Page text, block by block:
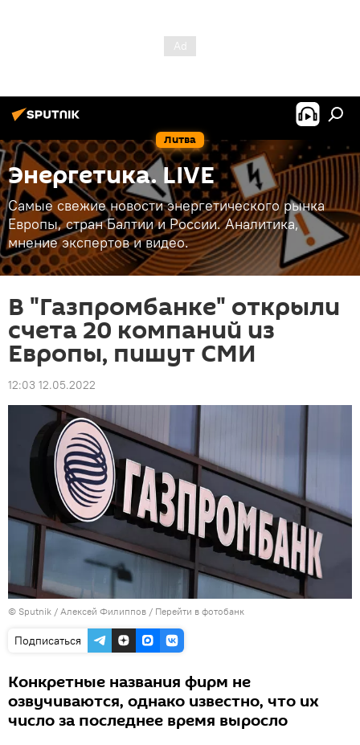
Литва
Энергетика. LIVE
Самые свежие новости энергетического рынка
Европы, стран Балтии и России. Аналитика,
мнение экспертов и видео.
В "Газпромбанке" открыли
счета 20 компаний из
Европы, пишут СМИ
12:03 12.05.2022
© Sputnik / Алексей Филиппов / Перейти в фотобанк
Подписаться
Конкретные названия фирм не
озвучиваются, однако известно, что их
число за последнее время выросло